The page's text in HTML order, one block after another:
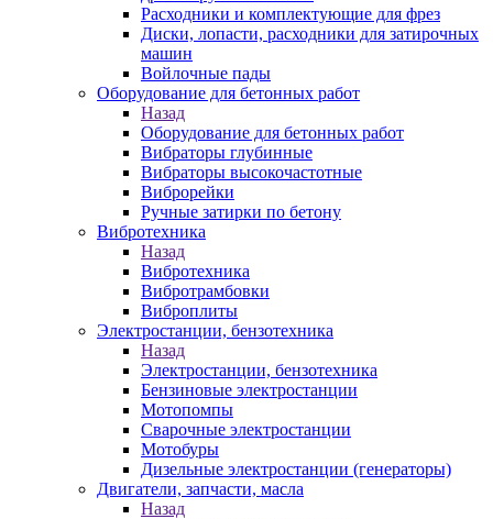
Расходники и комплектующие для фрез
Диски, лопасти, расходники для затирочных
машин
Войлочные пады
Оборудование для бетонных работ
Назад
Оборудование для бетонных работ
Вибраторы глубинные
Вибраторы высокочастотные
Виброрейки
Ручные затирки по бетону
Вибротехника
Назад
Вибротехника
Вибротрамбовки
Виброплиты
Электростанции, бензотехника
Назад
Электростанции, бензотехника
Бензиновые электростанции
Мотопомпы
Сварочные электростанции
Мотобуры
Дизельные электростанции (генераторы)
Двигатели, запчасти, масла
Назад